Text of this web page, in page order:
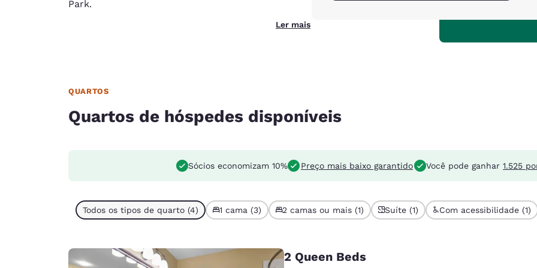
Park.
Ler mais
QUARTOS
Quartos de hóspedes disponíveis
Sócios economizam 10% Preço mais baixo garantido Você pode ganhar 1.525
Todos os tipos de quarto (4) 1 cama (3) 2 camas ou mais (1) Suíte (1) Com acessibilidade (1)
2 Queen Beds